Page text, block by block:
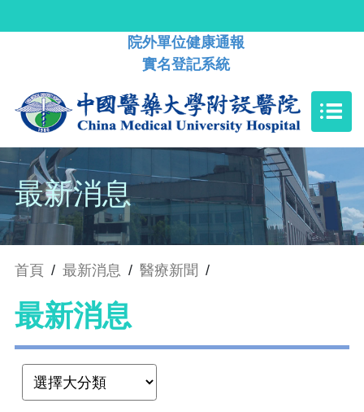
院外單位健康通報
實名登記系統
最新消息
首頁 / 最新消息 / 醫療新聞 /
最新消息